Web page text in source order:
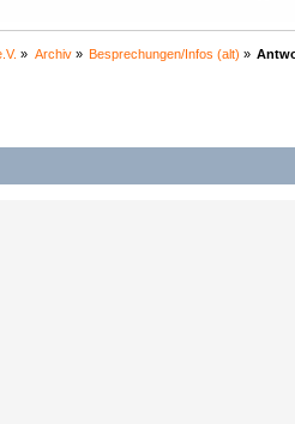
» Archiv» Besprechungen/Infos (alt) »